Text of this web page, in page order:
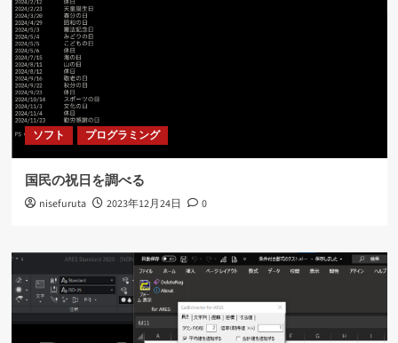
ソフト プログラミング
国民の祝日を調べる
nisefuruta 2023年12月24日 0